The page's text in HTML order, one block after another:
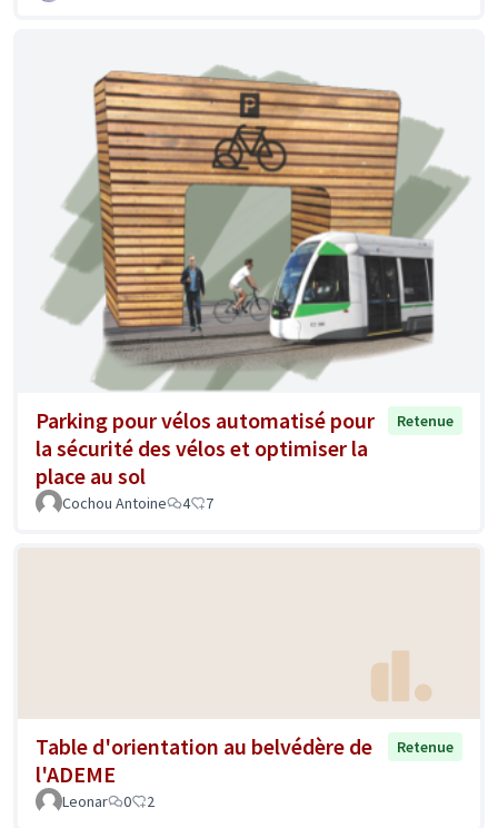
Parking pour vélos automatisé pour
la sécurité des vélos et optimiser la
place au sol
Retenue
Cochou Antoine 4 7
Table d'orientation au belvédère de
l'ADEME
Retenue
Leonar 0 2